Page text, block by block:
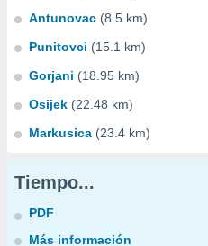
Antunovac (8.5 km)
Punitovci (15.1 km)
Gorjani (18.95 km)
Osijek (22.48 km)
Markusica (23.4 km)
Tiempo...
PDF
Más información